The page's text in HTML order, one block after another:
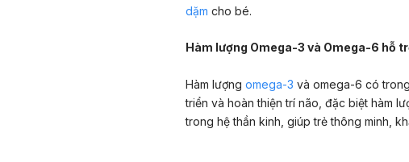
dặm cho bé.
Hàm lượng Omega-3 và Omega-6 hỗ
Hàm lượng omega-3 và omega-6 có
triển và hoàn thiện trí não, đặc biệt hàm
trong hệ thần kinh, giúp trẻ thông minh,